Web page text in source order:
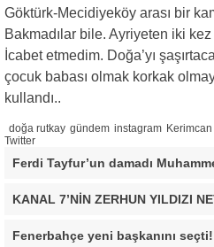
Göktürk-Mecidiyeköy arası bir
Bakmadılar bile. Ayriyeten iki
İcabet etmedim. Doğa’yı
çocuk babası olmak korkak
kullandı..
doğa rutkay gündem instagram
Twitter
Ferdi Tayfur’un damadı
Fenerbahçe yeni başkanını seçti!